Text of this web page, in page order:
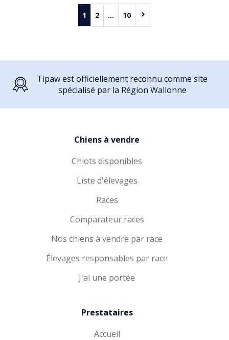
1 2 ... 10
Tipaw est officiellement reconnu comme site
spécialisé par la Région Wallonne
Chiens à vendre
Chiots disponibles
Liste d'élevages
Races
Comparateur races
Nos chiens à vendre par race
Élevages responsables par race
J'ai une portée
Prestataires
Accueil